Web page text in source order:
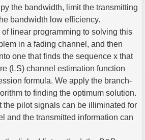
the bandwidth, limit the transmitting
bandwidth low efficiency.
linear programming to solving this
in a fading channel, and then
one that finds the sequence x that
(LS) channel estimation function
formula. We apply the branch-
to finding the optimum solution.
the pilot signals can be illiminated for
and the transmitted information can